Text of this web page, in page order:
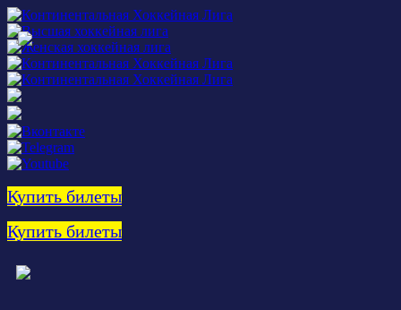
Купить билеты
Купить билеты